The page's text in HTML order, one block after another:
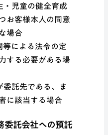
・児童の健全育成
お客様本人の同意
場合
等による法令の定
する必要がある場
委託先である、ま
に該当する場合
委託会社への預託